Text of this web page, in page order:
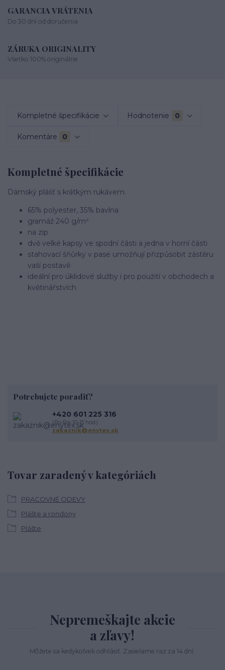
GARANCIA VRÁTENIA
Do 30 dní od doručenia
ZÁRUKA ORIGINALITY
Všetko 100% originálne
Kompletné špecifikácie Hodnotenie 0
Komentáre 0
Kompletné špecifikácie
Dámský plášť s krátkým rukávem.
65% polyester, 35% bavlna
gramáž 240 g/m²
na zip
dvě velké kapsy ve spodní části a jedna v horní části
stahovací šňůrky v pase umožňují přizpůsobit zástěru
vaší postavě
ideální pro úklidové služby i pro použití v obchodech a
květinářstvích
Tovar zaradený v kategóriách
PRACOVNÉ ODEVY
Plášte a rondony
Plášte
Potrebujete poradiť?
+420 601 225 316
(Po-Pia 10-13 hod.)
zakaznik@enytex.sk
Nepremeškajte akcie
a zľavy!
Môžete sa kedykoľvek odhlásiť. Zasielame raz za 14 dní.